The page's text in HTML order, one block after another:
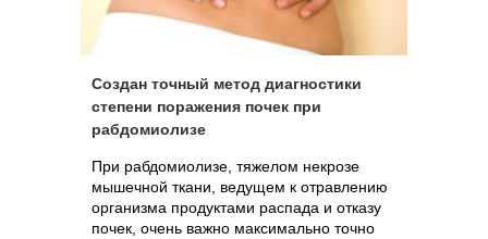
Создан точный метод диагностики
степени поражения почек при
рабдомиолизе
При рабдомиолизе, тяжелом некрозе
мышечной ткани, ведущем к отравлению
организма продуктами распада и отказу
почек, очень важно максимально точно